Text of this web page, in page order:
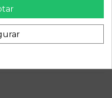
Combi (1U5)